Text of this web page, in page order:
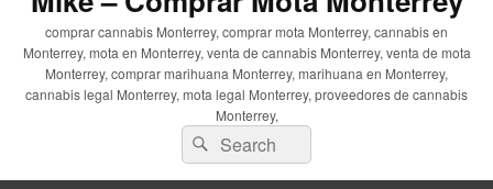
comprar cannabis Monterrey, comprar mota Monterrey, cannabis en
Monterrey, mota en Monterrey, venta de cannabis Monterrey, venta de mota
Monterrey, comprar marihuana Monterrey, marihuana en Monterrey,
cannabis legal Monterrey, mota legal Monterrey, proveedores de cannabis
Monterrey,
Search
for:
Search